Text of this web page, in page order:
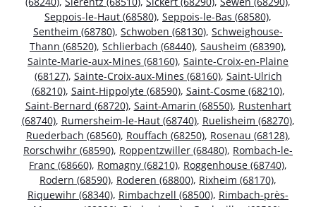
Seppois-le-Haut (68580), Seppois-le-Bas (68580),
Sentheim (68780), Schwoben (68130), Schweighouse-
Thann (68520), Schlierbach (68440), Sausheim (68390),
Sainte-Marie-aux-Mines (68160), Sainte-Croix-en-Plaine
(68127), Sainte-Croix-aux-Mines (68160), Saint-Ulrich
(68210), Saint-Hippolyte (68590), Saint-Cosme (68210),
Saint-Bernard (68720), Saint-Amarin (68550), Rustenhart
(68740), Rumersheim-le-Haut (68740), Ruelisheim (68270),
Ruederbach (68560), Rouffach (68250), Rosenau (68128),
Rorschwihr (68590), Roppentzwiller (68480), Rombach-le-
Franc (68660), Romagny (68210), Roggenhouse (68740),
Rodern (68590), Roderen (68800), Rixheim (68170),
Riquewihr (68340), Rimbachzell (68500), Rimbach-près-